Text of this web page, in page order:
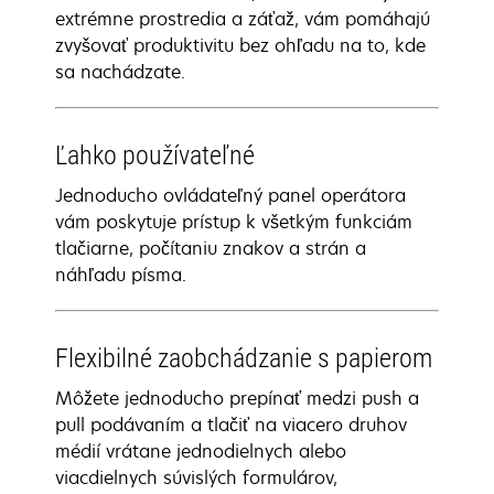
extrémne prostredia a záťaž, vám pomáhajú
zvyšovať produktivitu bez ohľadu na to, kde
sa nachádzate.
Ľahko používateľné
Jednoducho ovládateľný panel operátora
vám poskytuje prístup k všetkým funkciám
tlačiarne, počítaniu znakov a strán a
náhľadu písma.
Flexibilné zaobchádzanie s papierom
Môžete jednoducho prepínať medzi push a
pull podávaním a tlačiť na viacero druhov
médií vrátane jednodielnych alebo
viacdielnych súvislých formulárov,